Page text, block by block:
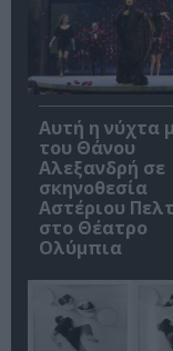
Αυτή η νύχτα
του Θάνου
Αλεξανδρή σε
σκηνοθεσία
Αστέριου
στο Θέατρο
Ολύμπια